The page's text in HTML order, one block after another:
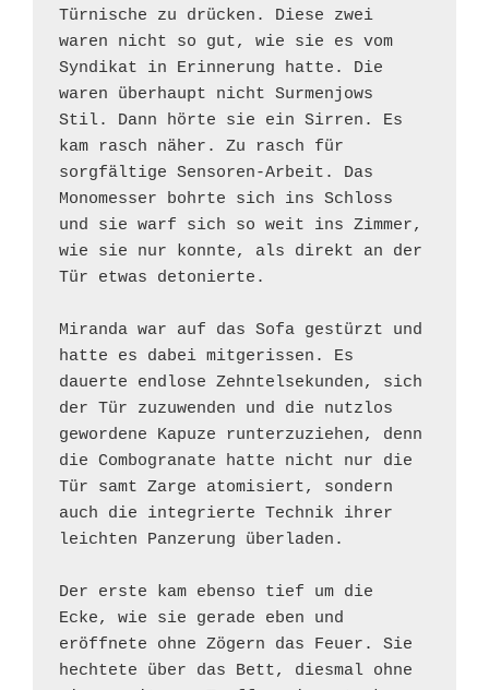
Türnische zu drücken. Diese zwei
waren nicht so gut, wie sie es vom
Syndikat in Erinnerung hatte. Die
waren überhaupt nicht Surmenjows
Stil. Dann hörte sie ein Sirren. Es
kam rasch näher. Zu rasch für
sorgfältige Sensoren-Arbeit. Das
Monomesser bohrte sich ins Schloss
und sie warf sich so weit ins Zimmer,
wie sie nur konnte, als direkt an der
Tür etwas detonierte.
Miranda war auf das Sofa gestürzt und
hatte es dabei mitgerissen. Es
dauerte endlose Zehntelsekunden, sich
der Tür zuzuwenden und die nutzlos
gewordene Kapuze runterzuziehen, denn
die Combogranate hatte nicht nur die
Tür samt Zarge atomisiert, sondern
auch die integrierte Technik ihrer
leichten Panzerung überladen.
Der erste kam ebenso tief um die
Ecke, wie sie gerade eben und
eröffnete ohne Zögern das Feuer. Sie
hechtete über das Bett, diesmal ohne